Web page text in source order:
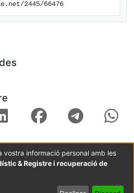
2445/66476
vostra informació personal amb les
& Registre i recuperació de